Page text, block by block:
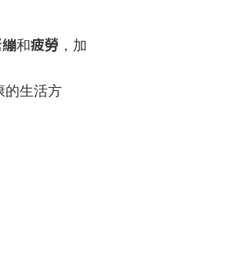
和疲勞 ，加
的生活方